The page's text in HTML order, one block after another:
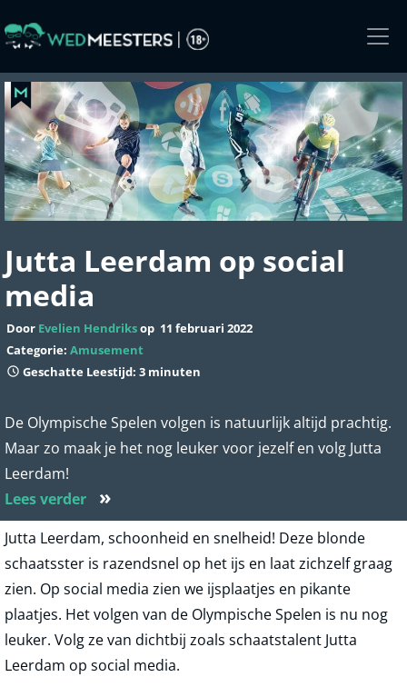
to
content
Jutta Leerdam op social
media
Door Evelien Hendriksop 11 februari 2022
Categorie: Amusement
Geschatte Leestijd: 3 minuten
De Olympische Spelen volgen is natuurlijk altijd prachtig.
Maar zo maak je het nog leuker voor jezelf en volg Jutta
Leerdam!
Lees verder
»
Jutta Leerdam, schoonheid en snelheid! Deze blonde
schaatsster is razendsnel op het ijs en laat zichzelf graag
zien. Op social media zien we ijsplaatjes en pikante
plaatjes. Het volgen van de Olympische Spelen is nu nog
leuker. Volg ze van dichtbij zoals schaatstalent Jutta
Leerdam op social media.